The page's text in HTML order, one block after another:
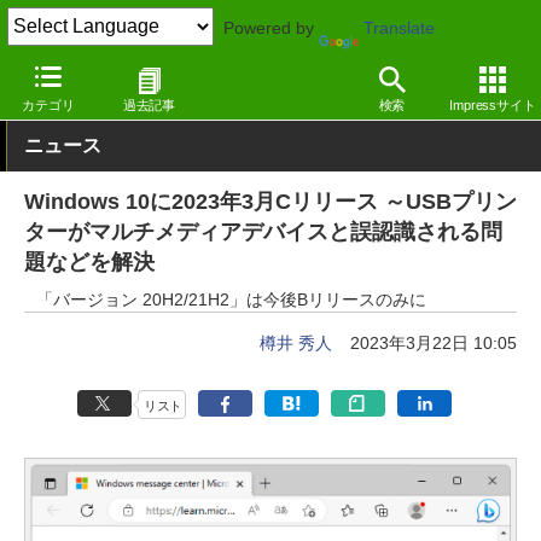
Powered by Translate
カテゴリ 過去記事 検索 Impressサイト
窓の杜 システム・ファイル Windows
ニュース
Windows 10に2023年3月Cリリース ～USBプリン
ターがマルチメディアデバイスと誤認識される問
題などを解決
「バージョン 20H2/21H2」は今後Bリリースのみに
樽井 秀人 2023年3月22日 10:05
リスト